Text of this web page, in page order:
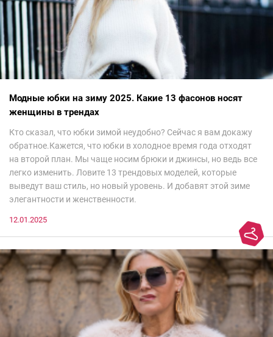
Модные юбки на зиму 2025. Какие 13 фасонов носят
женщины в трендах
Кто сказал, что юбки зимой неудобно? Сейчас я вам докажу
обратное.Кажется, что юбки в холодное время года отходят
на второй план. Мы чаще носим брюки и джинсы, но ведь все
легко изменить. Ловите 13 трендовых моделей, которые
выведут ваш стиль, но новый уровень. И добавят этой зиме
элегантности и женственности.
12.01.2025